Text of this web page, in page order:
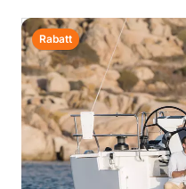
Rabatt